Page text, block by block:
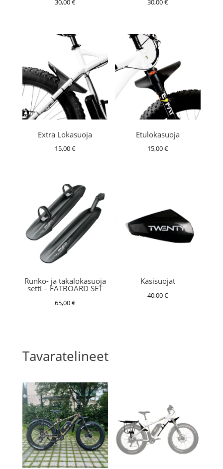
30,00€ 30,00€
Extra Lokasuoja
15,00€
Etulokasuoja
15,00€
Runko- ja takalokasuoja
setti – FATBOARD SET
65,00€
Käsisuojat
40,00€
Tavaratelineet